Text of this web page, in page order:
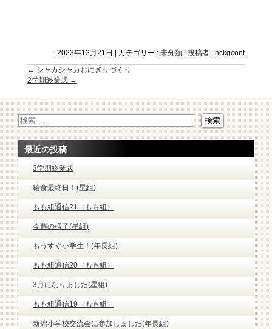
2023年12月21日 カテゴリー : 未分類
投稿者 : nckgcont
← シャカシャカおにぎりづくり
2学期終業式 →
最近の投稿
3学期終業式
給食最終日！(星組)
もも組通信21（もも組）
今週の様子(星組)
もうすぐ小学生！(年長組)
もも組通信20（もも組）
3月になりました(星組)
もも組通信19（もも組）
新潟小学校交流会に参加しました(年長組)